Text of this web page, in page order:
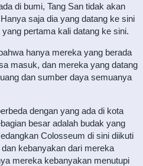
di bumi, Tang San tidak akan
saja dia yang datang ke sini
pertama kali datang ke sini.
hanya mereka yang berada
masuk, dan mereka yang datang
dan sumber daya semuanya
dengan yang ada di kota
besar adalah budak yang
Colosseum di sini diikuti
kebanyakan dari mereka
mereka kebanyakan menutupi